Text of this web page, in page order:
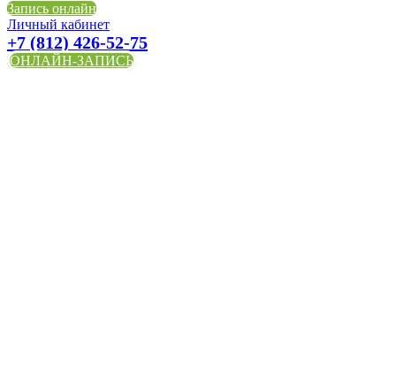
Запись онлайн
Личный кабинет
+7 (812) 426-52-75
ОНЛАЙН-ЗАПИСЬ